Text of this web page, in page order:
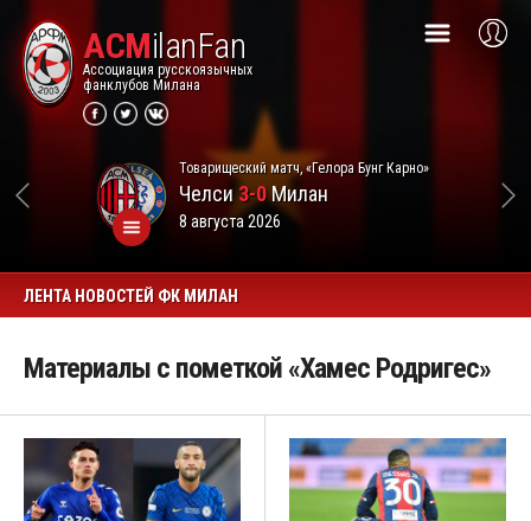
ACMilanFan
Ассоциация русскоязычных
фанклубов Милана
Товарищеский матч, «Гелора Бунг Карно»
Челси3-0Милан
8 августа 2026
ЛЕНТА НОВОСТЕЙ ФК МИЛАН
Материалы с пометкой «Хамес Родригес»